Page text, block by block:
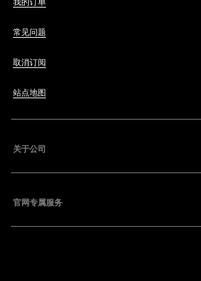
我的订单
常见问题
取消订阅
站点地图
关于公司
官网专属服务